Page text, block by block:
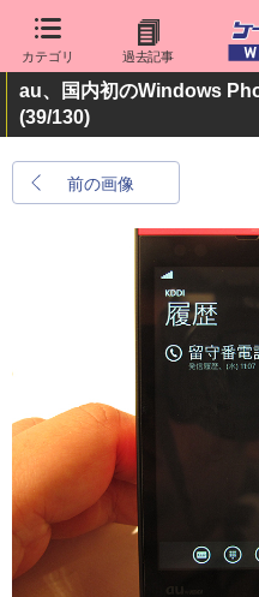
カテゴリ 過去記事
au、国内初のWindows
(39/130)
前の画像